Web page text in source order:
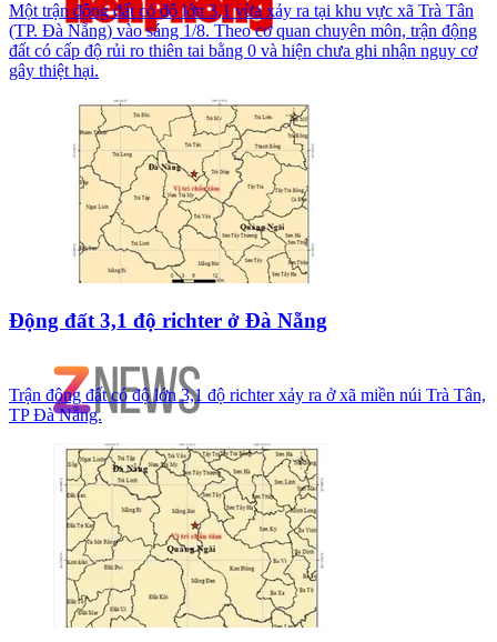
Một trận động đất có độ lớn 3,1 vừa xảy ra tại khu vực xã Trà Tân
(TP. Đà Nẵng) vào sáng 1/8. Theo cơ quan chuyên môn, trận động
đất có cấp độ rủi ro thiên tai bằng 0 và hiện chưa ghi nhận nguy cơ
gây thiệt hại.
Động đất 3,1 độ richter ở Đà Nẵng
Trận động đất có độ lớn 3,1 độ richter xảy ra ở xã miền núi Trà Tân,
TP Đà Nẵng.